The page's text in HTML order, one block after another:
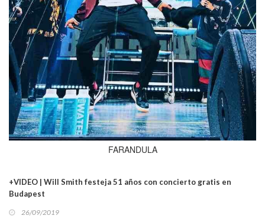
FARANDULA
+VIDEO | Will Smith festeja 51 años con concierto gratis en
Budapest
26/09/2019